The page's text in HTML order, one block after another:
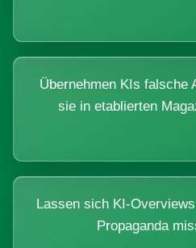
Übernehmen KIs falsche
sie in etablierten
Lassen sich KI-
Propaganda